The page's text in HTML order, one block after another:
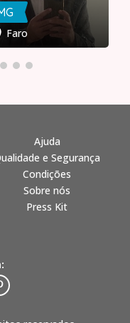
Faro
Ajuda
e Segurança
Condições
Sobre nós
Press Kit